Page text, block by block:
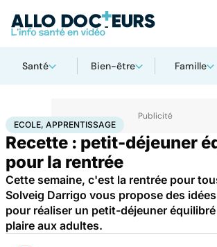
Santé Bien-être Famille
AccueilSantéEcole, apprentissage
ECOLE, APPRENTISSAGE
Recette : petit-déjeuner
pour la rentrée
Cette semaine, c'est la rentrée pour
Solveig Darrigo vous propose des
pour réaliser un petit-déjeuner
plaire aux adultes.